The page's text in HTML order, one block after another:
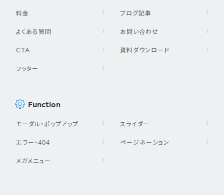
料金
よくある質問
CTA
フッター
ブログ記事
お問い合わせ
資料ダウンロード
Function
モーダル・ポップアップ
エラー・404
メガメニュー
スライダー
ページネーション